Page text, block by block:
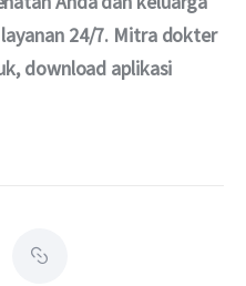
24/7. Mitra dokter
download aplikasi